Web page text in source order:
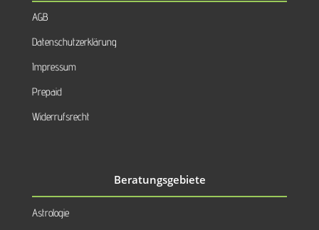
AGB
Datenschutzerklärung
Impressum
Prepaid
Widerrufsrecht
Beratungsgebiete
Astrologie